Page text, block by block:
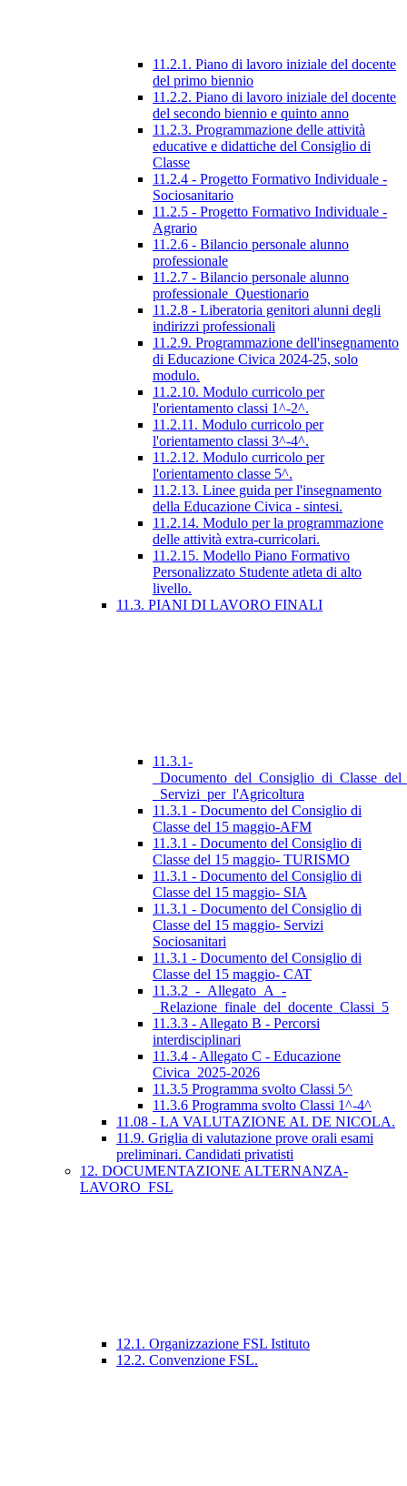
11.2.1. Piano di lavoro iniziale del docente
del primo biennio
11.2.2. Piano di lavoro iniziale del docente
del secondo biennio e quinto anno
11.2.3. Programmazione delle attività
educative e didattiche del Consiglio di
Classe
11.2.4 - Progetto Formativo Individuale -
Sociosanitario
11.2.5 - Progetto Formativo Individuale -
Agrario
11.2.6 - Bilancio personale alunno
professionale
11.2.7 - Bilancio personale alunno
professionale_Questionario
11.2.8 - Liberatoria genitori alunni degli
indirizzi professionali
11.2.9. Programmazione dell'insegnamento
di Educazione Civica 2024-25, solo
modulo.
11.2.10. Modulo curricolo per
l'orientamento classi 1^-2^.
11.2.11. Modulo curricolo per
l'orientamento classi 3^-4^.
11.2.12. Modulo curricolo per
l'orientamento classe 5^.
11.2.13. Linee guida per l'insegnamento
della Educazione Civica - sintesi.
11.2.14. Modulo per la programmazione
delle attività extra-curricolari.
11.2.15. Modello Piano Formativo
Personalizzato Studente atleta di alto
livello.
11.3. PIANI DI LAVORO FINALI
11.3.1-
_Servizi_per_l'Agricoltura
11.3.1 - Documento del Consiglio di
Classe del 15 maggio-AFM
11.3.1 - Documento del Consiglio di
Classe del 15 maggio- TURISMO
11.3.1 - Documento del Consiglio di
Classe del 15 maggio- SIA
11.3.1 - Documento del Consiglio di
Classe del 15 maggio- Servizi
Sociosanitari
11.3.1 - Documento del Consiglio di
Classe del 15 maggio- CAT
11.3.2_-_Allegato_A_-
_Relazione_finale_del_docente_Classi_5
11.3.3 - Allegato B - Percorsi
interdisciplinari
11.3.4 - Allegato C - Educazione
Civica_2025-2026
11.3.5 Programma svolto Classi 5^
11.3.6 Programma svolto Classi 1^-4^
11.08 - LA VALUTAZIONE AL DE NICOLA.
11.9. Griglia di valutazione prove orali esami
preliminari. Candidati privatisti
12. DOCUMENTAZIONE ALTERNANZA-
LAVORO_FSL
12.1. Organizzazione FSL Istituto
12.2. Convenzione FSL.